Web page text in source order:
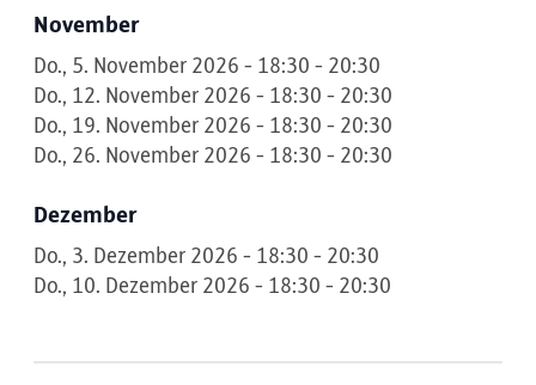
November
Do., 5. November 2026 - 18:30 - 20:30
Do., 12. November 2026 - 18:30 - 20:30
Do., 19. November 2026 - 18:30 - 20:30
Do., 26. November 2026 - 18:30 - 20:30
Dezember
Do., 3. Dezember 2026 - 18:30 - 20:30
Do., 10. Dezember 2026 - 18:30 - 20:30